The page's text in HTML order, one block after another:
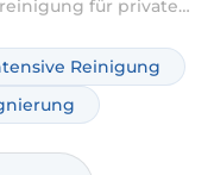
für private
lassen möchten,
schonend und
oder empfindliche
Reinigung